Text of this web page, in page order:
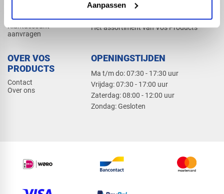
Aanpassen
Klantaccount
aanvragen
PRODUCTCATALOGUS 2026
Het assortiment van Vos Products
OVER VOS
PRODUCTS
Contact
Over ons
OPENINGSTIJDEN
Ma t/m do: 07:30 - 17:30 uur
​Vrijdag: 07:30 - 17:00 uur
​Zaterdag: 08:00 - 12:00 uur
​Zondag: Gesloten